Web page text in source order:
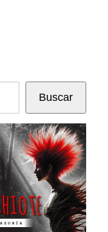
Buscar